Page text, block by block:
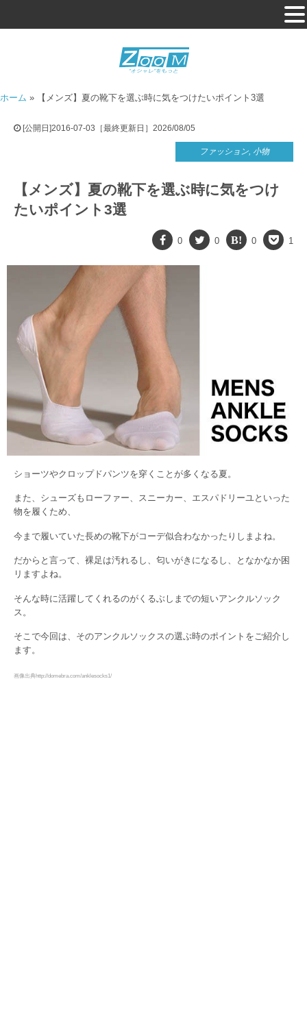
ホーム » 【メンズ】夏の靴下を選ぶ時に気をつけたいポイント3選
[公開日]2016-07-03［最終更新日］2026/08/05
ファッション, 小物
【メンズ】夏の靴下を選ぶ時に気をつけ
たいポイント3選
0 0 0 1
ショーツやクロップドパンツを穿くことが多くなる夏。
また、シューズもローファー、スニーカー、エスパドリーユといった
物を履くため、
今まで履いていた長めの靴下がコーデ似合わなかったりしまよね。
だからと言って、裸足は汚れるし、匂いがきになるし、となかなか困
リますよね。
そんな時に活躍してくれるのがくるぶしまでの短いアンクルソック
ス。
そこで今回は、そのアンクルソックスの選ぶ時のポイントをご紹介し
ます。
画像出典http://domebra.com/anklesocks1/